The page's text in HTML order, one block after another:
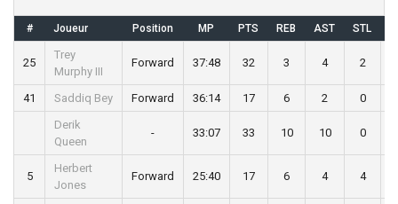
# Joueur Position MP PTS REB AST STL
25
Trey
Murphy III
Forward 37:48 32 3 4 2
41 Saddiq Bey Forward 36:14 17 6 2 0
Derik
Queen
- 33:07 33 10 10 0
5
Herbert
Jones
Forward 25:40 17 6 4 4